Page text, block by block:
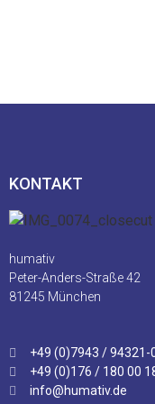
KONTAKT
humativ
Peter-Anders-Straße 42
81245 München
+49 (0)7943 / 94321-
+49 (0)176 / 180 00
info@humativ.de